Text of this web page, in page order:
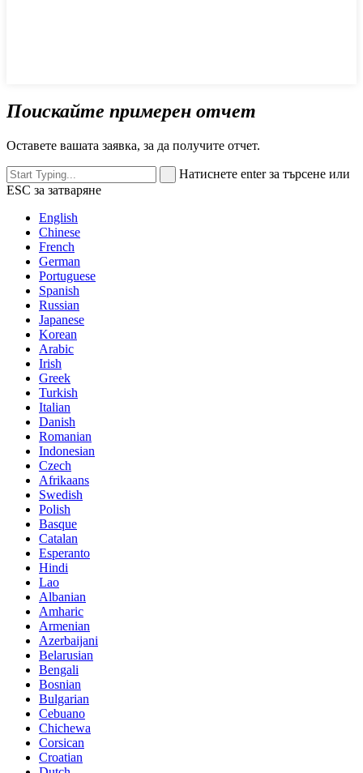
Поискайте примерен отчет
Оставете вашата заявка, за да получите отчет.
Натиснете enter за търсене или
ESC за затваряне
English
Chinese
French
German
Portuguese
Spanish
Russian
Japanese
Korean
Arabic
Irish
Greek
Turkish
Italian
Danish
Romanian
Indonesian
Czech
Afrikaans
Swedish
Polish
Basque
Catalan
Esperanto
Hindi
Lao
Albanian
Amharic
Armenian
Azerbaijani
Belarusian
Bengali
Bosnian
Bulgarian
Cebuano
Chichewa
Corsican
Croatian